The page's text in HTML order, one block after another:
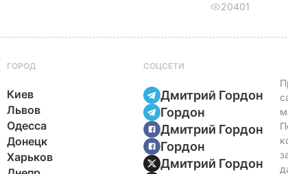
20401
ГОРОД
Киев
Львов
Одесса
Донецк
Харьков
СОЦСЕТИ
Дмитрий Гордон
Гордон
Дмитрий Гордон
Гордон
Дмитрий Гордон